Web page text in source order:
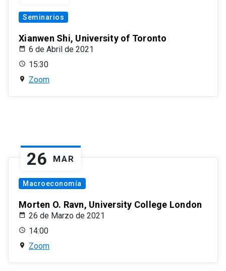
Seminarios
Xianwen Shi, University of Toronto
6 de Abril de 2021
15:30
Zoom
26 MAR
Macroeconomía
Morten O. Ravn, University College London
26 de Marzo de 2021
14:00
Zoom